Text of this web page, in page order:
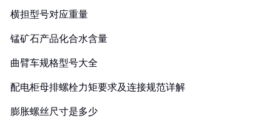
横担型号对应重量
锰矿石产品化合水含量
曲臂车规格型号大全
配电柜母排螺栓力矩要求及连接规范详解
膨胀螺丝尺寸是多少